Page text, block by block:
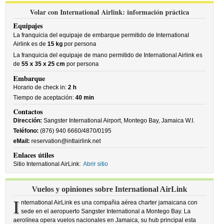
Volar con International Airlink: información práctica
Equipajes
La franquicia del equipaje de embarque permitido de International
Airlink es de15 kg por persona
La franquicia del equipaje de mano permitido de International Airlink es
de55 x 35 x 25 cm por persona
Embarque
Horario de check in:2 h
Tiempo de aceptación:40 min
Contactos
Dirección: Sangster International Airport, Montego Bay, Jamaica W.I.
Teléfono: (876) 940 6660/4870/0195
eMail: reservation@intlairlink.net
Enlaces útiles
Sitio International AirLink: Abrir sitio
Vuelos y opiniones sobre International AirLink
I nternational AirLink es una compañia aérea charter jamaicana con
sede en el aeropuerto Sangster International a Montego Bay. La
aerolínea opera vuelos nacionales en Jamaica, su hub principal esta